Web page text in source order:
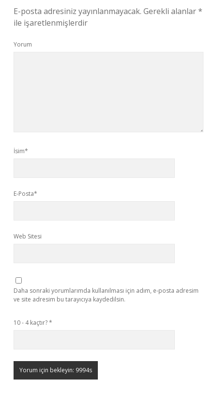
E-posta adresiniz yayınlanmayacak. Gerekli alanlar*
ile işaretlenmişlerdir
Yorum
İsim*
E-Posta*
Web Sitesi
Daha sonraki yorumlarımda kullanılması için adım, e-posta adresim
ve site adresim bu tarayıcıya kaydedilsin.
10 - 4 kaçtır?*